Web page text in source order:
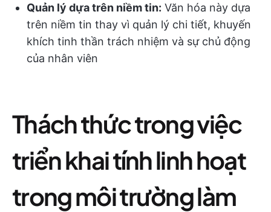
Quản lý dựa trên niềm tin: Văn hóa này dựa
trên niềm tin thay vì quản lý chi tiết, khuyến
khích tinh thần trách nhiệm và sự chủ động
của nhân viên
Thách thức trong việc
triển khai tính linh hoạt
trong môi trường làm